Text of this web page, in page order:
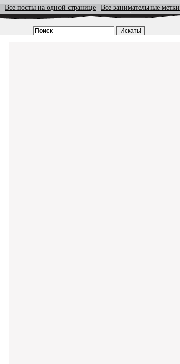
Все посты на одной странице Все занимательные метки